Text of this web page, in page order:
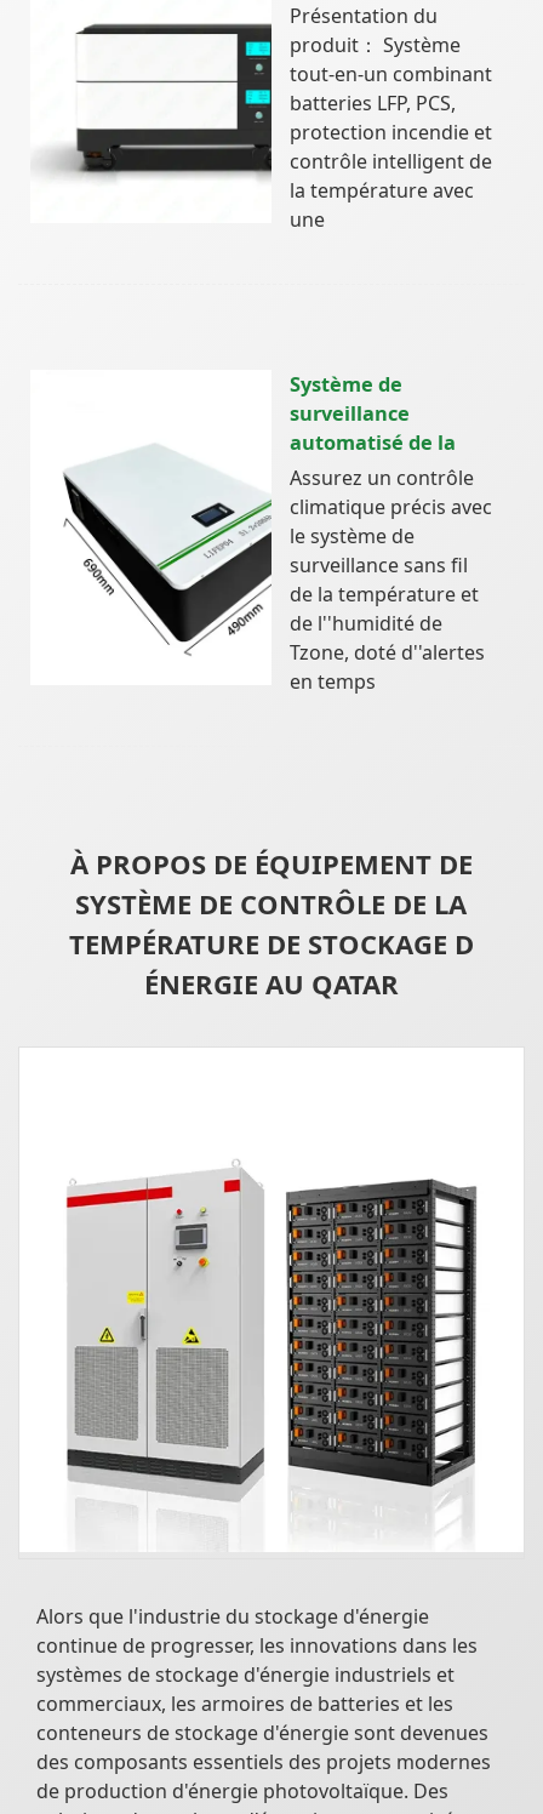
Présentation du
produit： Système
tout-en-un combinant
batteries LFP, PCS,
protection incendie et
contrôle intelligent de
la température avec
une
Système de
surveillance
automatisé de la
Assurez un contrôle
climatique précis avec
le système de
surveillance sans fil
de la température et
de l''humidité de
Tzone, doté d''alertes
en temps
À PROPOS DE ÉQUIPEMENT DE
SYSTÈME DE CONTRÔLE DE LA
TEMPÉRATURE DE STOCKAGE D
ÉNERGIE AU QATAR
Alors que l'industrie du stockage d'énergie
continue de progresser, les innovations dans les
systèmes de stockage d'énergie industriels et
commerciaux, les armoires de batteries et les
conteneurs de stockage d'énergie sont devenues
des composants essentiels des projets modernes
de production d'énergie photovoltaïque. Des